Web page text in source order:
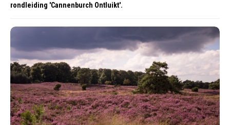
rondleiding 'Cannenburch Ontluikt'.